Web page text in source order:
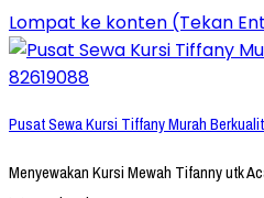
Lompat ke konten (Tekan
Pusat Sewa Kursi Tiffany Murah
Menyewakan Kursi Mewah Tifanny utk